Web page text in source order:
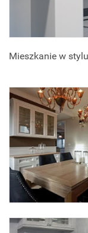
Mieszkanie w